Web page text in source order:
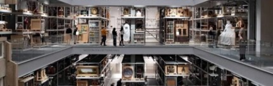
持影像新作品的创作。